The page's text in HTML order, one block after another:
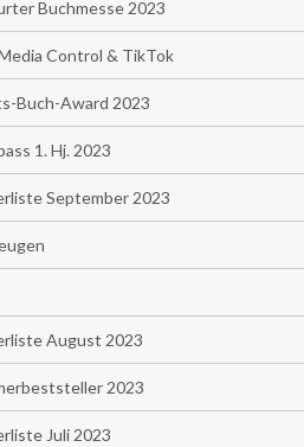
Buchmesse 2023
Control & TikTok
Buch-Award 2023
1. Hj. 2023
September 2023
August 2023
2023
Juli 2023